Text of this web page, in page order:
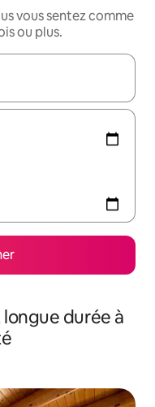
vous sentez comme
ou plus.
les flèches vers le
durée à